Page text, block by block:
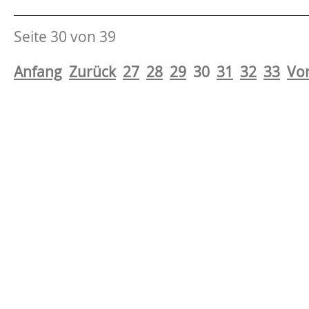
Seite 30 von 39
Anfang Zurück 27 28 29 30 31 32 33